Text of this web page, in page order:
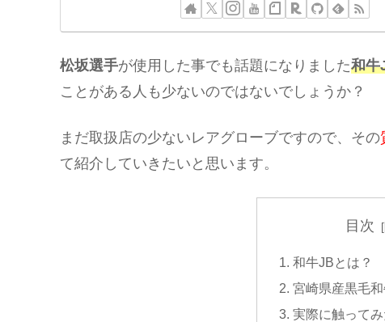
松坂選手が使用した事でも話題になりました和牛
ことがある人も少ないのではないでしょうか？
まだ取扱店の少ないレアグローブですので、その
て紹介していきたいと思います。
目次
和牛JBとは？
宮崎県産黒毛
実際に触って